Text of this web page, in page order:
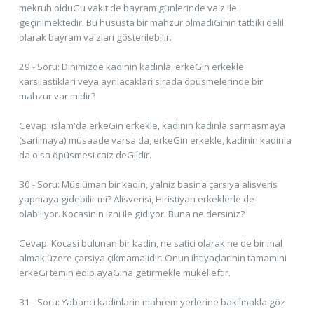
mekruh olduGu vakit de bayram günlerinde va'z ile
geçirilmektedir. Bu hususta bir mahzur olmadiGinin tatbiki delil
olarak bayram va'zlari gösterilebilir.
29 - Soru: Dinimizde kadinin kadinla, erkeGin erkekle
karsilastiklari veya ayrilacaklari sirada öpüsmelerinde bir
mahzur var midir?
Cevap: islam'da erkeGin erkekle, kadinin kadinla sarmasmaya
(sarilmaya) müsaade varsa da, erkeGin erkekle, kadinin kadinla
da olsa öpüsmesi caiz deGildir.
30 - Soru: Müslüman bir kadin, yalniz basina çarsiya alisveris
yapmaya gidebilir mi? Alisverisi, Hiristiyan erkeklerle de
olabiliyor. Kocasinin izni ile gidiyor. Buna ne dersiniz?
Cevap: Kocasi bulunan bir kadin, ne satici olarak ne de bir mal
almak üzere çarsiya çikmamalidir. Onun ihtiyaçlarinin tamamini
erkeGi temin edip ayaGina getirmekle mükelleftir.
31 - Soru: Yabanci kadinlarin mahrem yerlerine bakilmakla göz